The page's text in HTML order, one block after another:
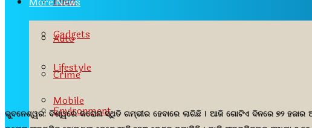
Gadgets
Lifestyle
Mobile
Auto
Crime
Environment
ଭୁୁବନେଶ୍ୱର: ବିଶ୍ୱରେ କରୋନା ସ୍ଥିତି ଗମ୍ଭୀର ହେବାରେ ଲାଗିଛି । ଆଜି ଗୋଟିଏ ଦିନରେ ୭୨